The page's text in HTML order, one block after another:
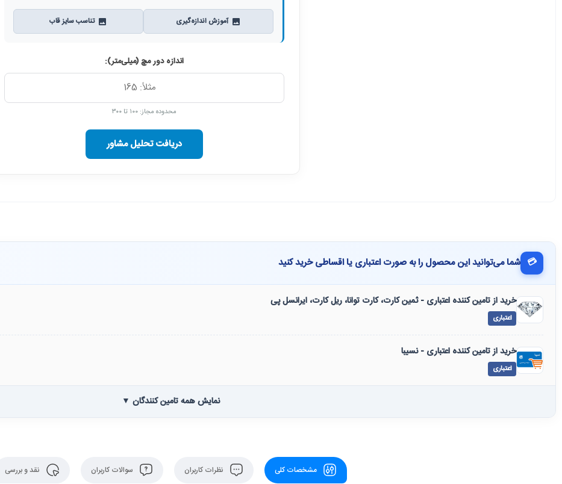
آموزش اندازه‌گیری تناسب سایز قاب
اندازه دور مچ (میلی‌متر):
محدوده مجاز: ۱۰۰ تا ۳۰۰
دریافت تحلیل مشاور
💳 شما می‌توانید این محصول را به صورت اعتباری یا اقساطی خرید کنید
خرید از تامین کننده اعتباری - ثمین کارت، کارت توانا، ریل کارت، ایرانسل پی
اعتباری
خرید از تامین کننده اعتباری - نسیبا
اعتباری
نمایش همه تامین کنندگان ▼
مشخصات کلی نظرات کاربران سوالات کاربران نقد و بررسی